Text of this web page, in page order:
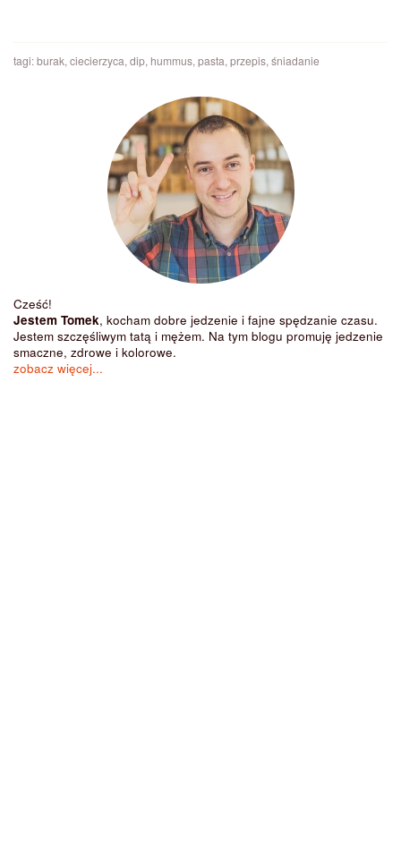
tagi:burak,ciecierzyca,dip, hummus,pasta,przepis,śniadanie
Cześć!
Jestem Tomek, kocham dobre jedzenie i fajne spędzanie czasu.
Jestem szczęśliwym tatą i mężem. Na tym blogu promuję jedzenie
smaczne, zdrowe i kolorowe.
zobacz więcej...